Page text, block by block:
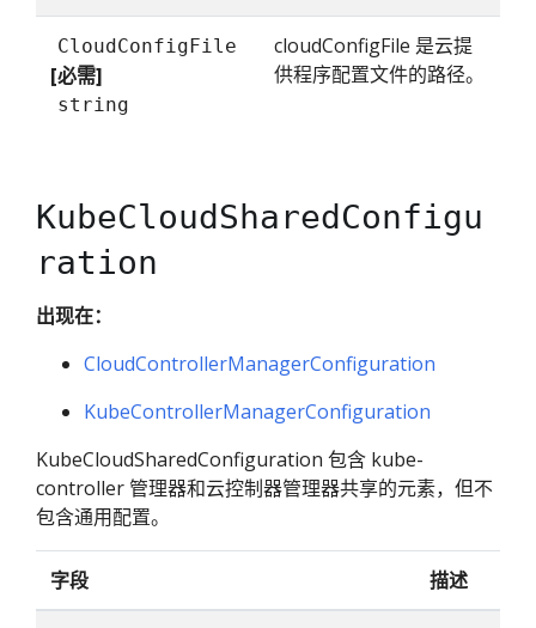
CloudConfigFile
[必需]
string
cloudConfigFile 是云提
供程序配置文件的路径。
KubeCloudSharedConfigu
ration
出现在：
CloudControllerManagerConfiguration
KubeControllerManagerConfiguration
KubeCloudSharedConfiguration 包含 kube-
controller 管理器和云控制器管理器共享的元素，但不
包含通用配置。
字段 描述